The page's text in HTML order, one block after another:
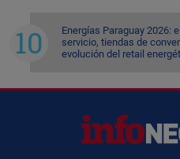
Energías Paraguay 2026:
servicio, tiendas de
evolución del retail